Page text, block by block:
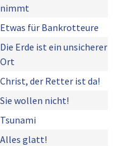
nimmt
Etwas für Bankrotteure
Die Erde ist ein unsicherer
Ort
Christ, der Retter ist da!
Sie wollen nicht!
Tsunami
Alles glatt!